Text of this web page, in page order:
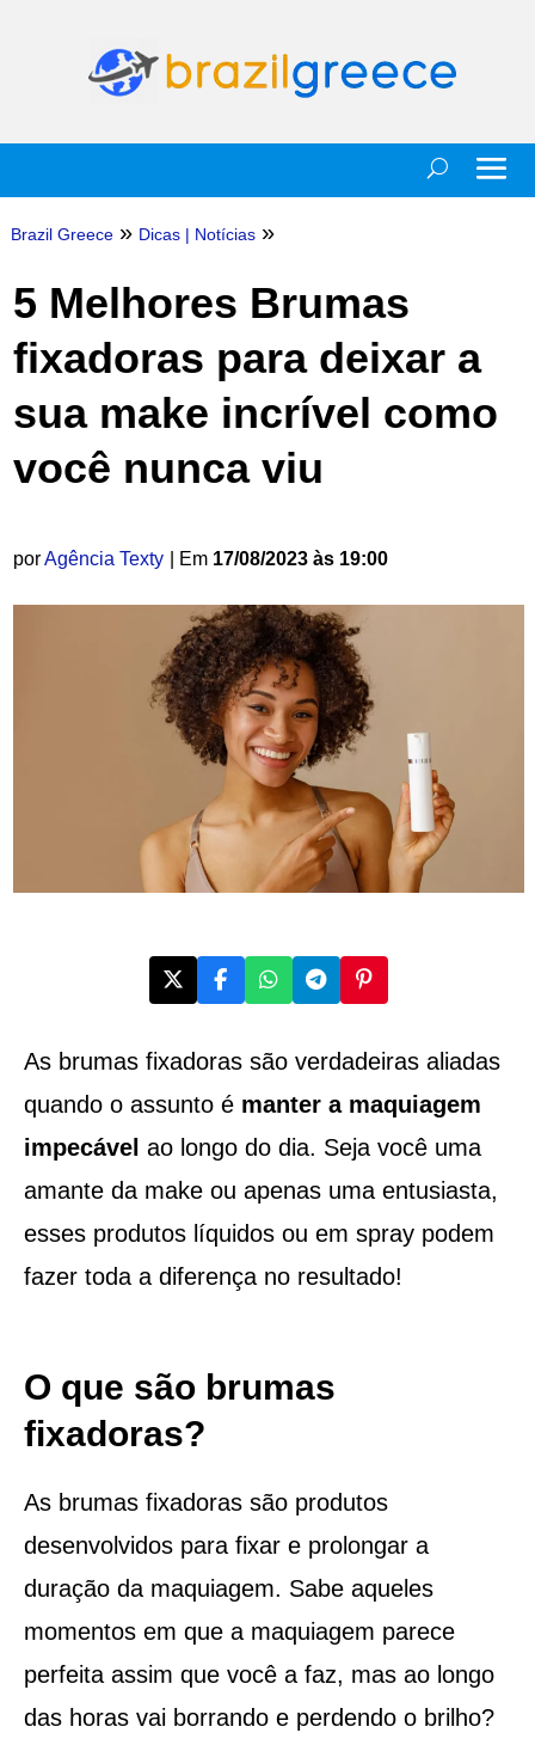
Brazil Greece » Dicas| Notícias »
5 Melhores Brumas
fixadoras para deixar a
sua make incrível como
você nunca viu
porAgência Texty | Em 17/08/2023 às 19:00
As brumas fixadoras são verdadeiras aliadas
quando o assunto é manter a maquiagem
impecável ao longo do dia. Seja você uma
amante da make ou apenas uma entusiasta,
esses produtos líquidos ou em spray podem
fazer toda a diferença no resultado!
O que são brumas
fixadoras?
As brumas fixadoras são produtos
desenvolvidos para fixar e prolongar a
duração da maquiagem. Sabe aqueles
momentos em que a maquiagem parece
perfeita assim que você a faz, mas ao longo
das horas vai borrando e perdendo o brilho?